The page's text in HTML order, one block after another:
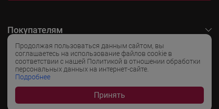
Продолжая пользоваться данным сайтом, вы
соглашаетесь на использование файлов cookie в
соответствии с нашей Политикой в отношении обработки
персональных данных на интернет-сайте.
Подробнее
Принять
Покупателям
O LADOGA Wine
Интересные разделы
Популярные разделы